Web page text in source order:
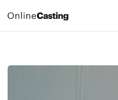
CASTINGS & JOBS